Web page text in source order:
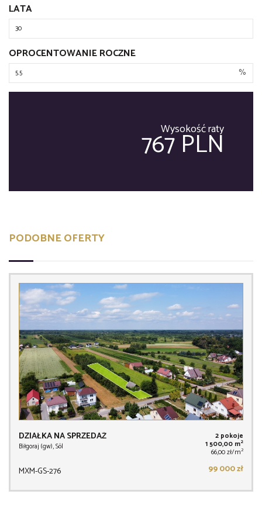
LATA
OPROCENTOWANIE ROCZNE
%
Wysokość raty
767 PLN
PODOBNE OFERTY
DZIAŁKA NA SPRZEDAŻ
Biłgoraj (gw), Sól
2 pokoje
1 500,00 m2
66,00 zł/m2
MXM-GS-276 99 000 zł